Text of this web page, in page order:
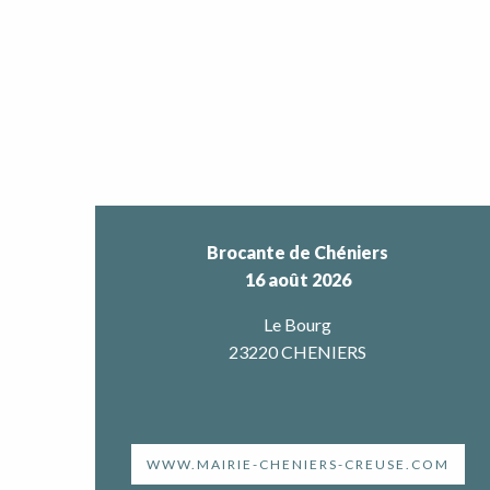
Brocante de Chéniers
16 août 2026
Le Bourg
23220 CHENIERS
WWW.MAIRIE-CHENIERS-CREUSE.COM